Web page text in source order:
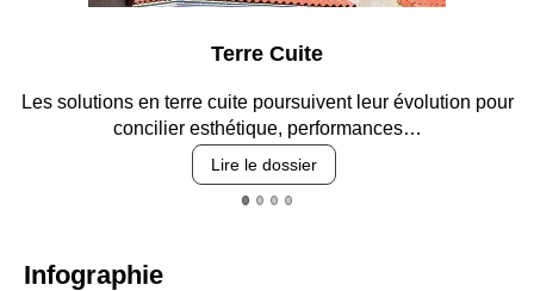
Terre Cuite
solutions en terre cuite poursuivent leur évolution pour
concilier esthétique, performances…
Lire le dossier
Infographie